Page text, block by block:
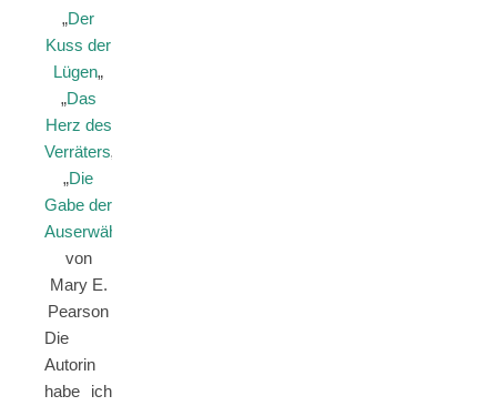
„Der
Kuss der
Lügen„
„Das
Herz des
Verräters„
„Die
Gabe der
Auserwählten
von
Mary E.
Pearson
Die
Autorin
habe ich